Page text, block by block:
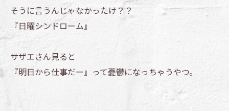
そうに言うんじゃなかったけ？？
『日曜シンドローム』
サザエさん見ると
『明日から仕事だー』って憂鬱になっちゃうやつ。